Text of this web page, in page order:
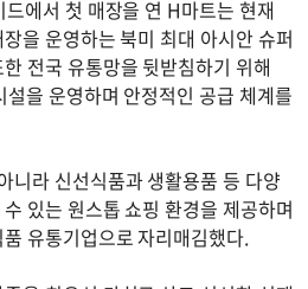
에서 첫 매장을 연 H마트는 현재
을 운영하는 북미 최대 아시안 슈퍼
전국 유통망을 뒷받침하기 위해
을 운영하며 안정적인 공급 체계를
니라 신선식품과 생활용품 등 다양
있는 원스톱 쇼핑 환경을 제공하며
유통기업으로 자리매김했다.